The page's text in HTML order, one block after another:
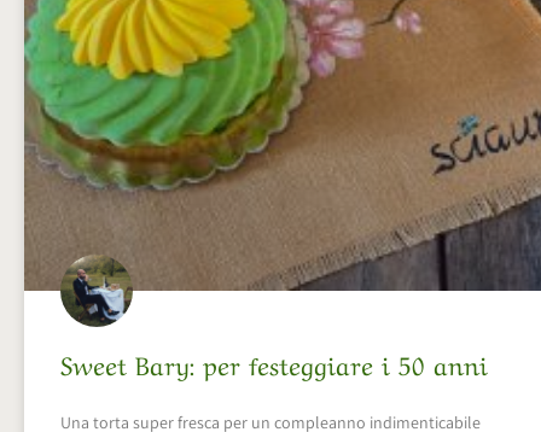
Sweet Bary: per festeggiare i 50 anni
Una torta super fresca per un compleanno indimenticabile